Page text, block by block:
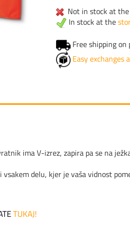
Not in stock at
In stock at the
Free shipping
Easy exchanges
ima V-izrez, zapira pa se na
delu, kjer je vaša vidnost
TUKAJ!